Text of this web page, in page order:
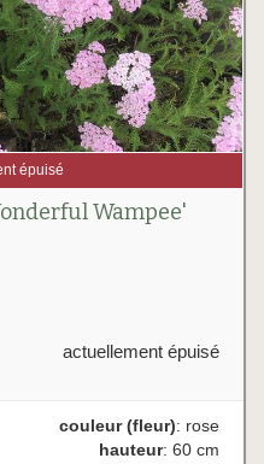
épuisé
Wampee'
actuellement épuisé
couleur (fleur): rose
hauteur: 60 cm